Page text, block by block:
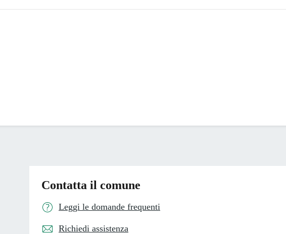
Contatta il comune
Leggi le domande frequenti
Richiedi assistenza